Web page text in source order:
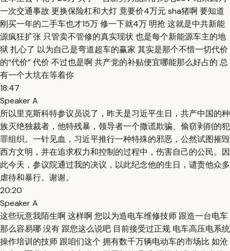
一次交通事故 更换保险杠和大灯 竟要价4万元 sha猪啊 要知道
刚买一年的二手车也才15万 修一下就4万 明抢 这就是中共新能
源疯狂扩张 只管卖不管修的真实现状 也是每个新能源车主的地
狱 扎心了 以为自己是弯道超车的赢家 其实是那个不惜一切代价
的“代价” 代价 不过也是啊 共产党的补贴便宜哪能那么好占的 总
有一个大坑在等着你
18:47
Speaker A
所以里克斯科特参议员说了，昨天是习近平生日，共产中国的种
族灭绝独裁者，他特残暴，领导者一个撒谎欺骗、偷窃剥削的犯
罪组织。一针见血，习近平推行一种特殊的邪恶，公然试图摧毁
西方文明，并在追求权力和控制的过程中，伤害自己的公民。因
此今天，参议院通过我的决议，以此纪念他的生日，谴责他众多
虐待和暴行。谢谢。
20:20
Speaker A
这些玩意我陌生啊 这样啊 您以为造电车维修技师 跟造一台电车
那么容易哪 没有 跟您这么说吧 目前接受过正规 电车高压电系统
操作培训的技师 跟咱们这个 拥有数千万辆电动车的市场比 如沧